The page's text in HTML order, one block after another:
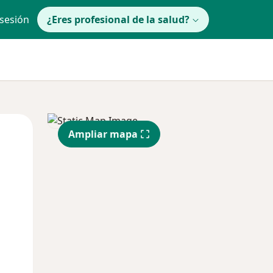
¿Eres profesional de la salud?
Jue
13 Ago
Vie
14 Ago
Ampliar mapa